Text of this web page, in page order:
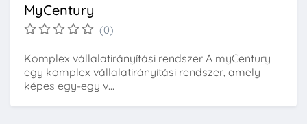
MyCentury
(0)
Komplex vállalatirányítási rendszer A myCentury
egy komplex vállalatirányítási rendszer, amely
képes egy-egy v...